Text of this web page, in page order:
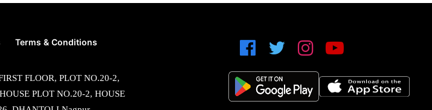
Terms & Conditions
FLOOR, PLOT NO.20-2,
PLOT NO.20-2, HOUSE